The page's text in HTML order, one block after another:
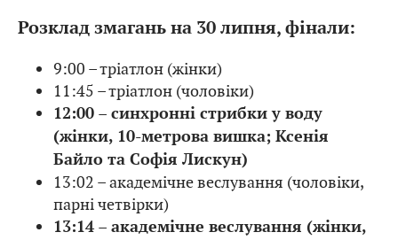
Розклад змагань на 30 липня, фінали:
9:00 – тріатлон (жінки)
11:45 – тріатлон (чоловіки)
12:00 – синхронні стрибки у воду
(жінки, 10-метрова вишка; Ксенія
Байло та Софія Лискун)
13:02 – академічне веслування (чоловіки,
парні четвірки)
13:14 – академічне веслування (жінки,